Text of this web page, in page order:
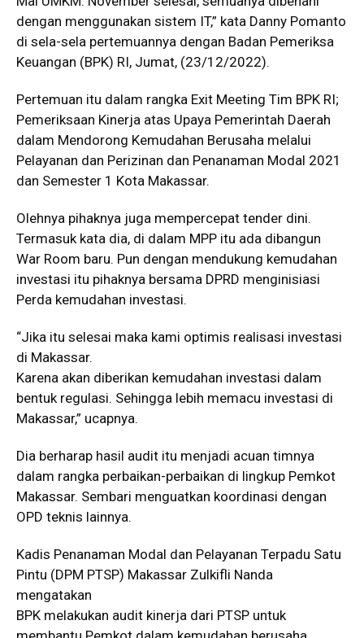
dengan menggunakan sistem IT,” kata Danny Pomanto
di sela-sela pertemuannya dengan Badan Pemeriksa
Keuangan (BPK) RI, Jumat, (23/12/2022).
Pertemuan itu dalam rangka Exit Meeting Tim BPK RI;
Pemeriksaan Kinerja atas Upaya Pemerintah Daerah
dalam Mendorong Kemudahan Berusaha melalui
Pelayanan dan Perizinan dan Penanaman Modal 2021
dan Semester 1 Kota Makassar.
Olehnya pihaknya juga mempercepat tender dini.
Termasuk kata dia, di dalam MPP itu ada dibangun
War Room baru. Pun dengan mendukung kemudahan
investasi itu pihaknya bersama DPRD menginisiasi
Perda kemudahan investasi.
“Jika itu selesai maka kami optimis realisasi investasi
di Makassar.
Karena akan diberikan kemudahan investasi dalam
bentuk regulasi. Sehingga lebih memacu investasi di
Makassar,” ucapnya.
Dia berharap hasil audit itu menjadi acuan timnya
dalam rangka perbaikan-perbaikan di lingkup Pemkot
Makassar. Sembari menguatkan koordinasi dengan
OPD teknis lainnya.
Kadis Penanaman Modal dan Pelayanan Terpadu Satu
Pintu (DPM PTSP) Makassar Zulkifli Nanda
mengatakan
BPK melakukan audit kinerja dari PTSP untuk